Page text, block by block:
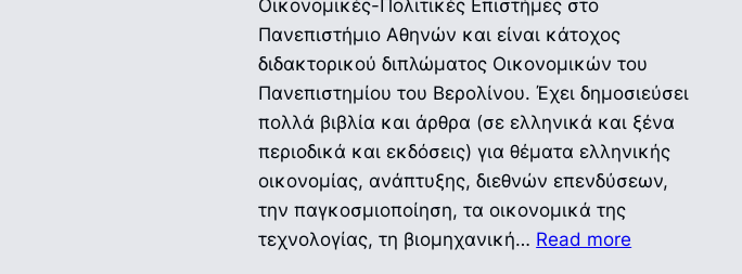
Οικονομικές-Πολιτικές Επιστήμες στο
Πανεπιστήμιο Αθηνών και είναι κάτοχος
διδακτορικού διπλώματος Οικονομικών του
Πανεπιστημίου του Βερολίνου. Έχει δημοσιεύσει
πολλά βιβλία και άρθρα (σε ελληνικά και ξένα
περιοδικά και εκδόσεις) για θέματα ελληνικής
οικονομίας, ανάπτυξης, διεθνών επενδύσεων,
την παγκοσμιοποίηση, τα οικονομικά της
τεχνολογίας, τη βιομηχανική… Read more